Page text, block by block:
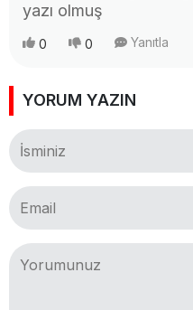
yazı olmuş
0 0 Yanıtla
YORUM YAZIN